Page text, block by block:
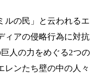
の民」と云われるエ
ィアの侵略行為に対抗
人の力をめぐる2つの
レンたち壁の中の人々